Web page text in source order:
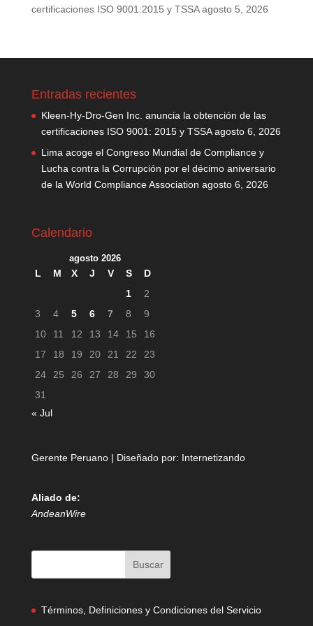
certificaciones ISO 9001:2015 y TSSA agosto 5, 2026
Entradas recientes
Kleen-Hy-Dro-Gen Inc. anuncia la obtención de las
certificaciones ISO 9001: 2015 y TSSA agosto 6, 2026
Lima acoge el Congreso Mundial de Compliance y
Lucha contra la Corrupción por el décimo aniversario
de la World Compliance Association agosto 6, 2026
Calendario
agosto 2026
L M X J V S
D
1
2
3
4 5 6 7 8
9
10
11 12 13 14 15
16
17
18 19 20 21 22
23
24
25 26 27 28 29
30
31
« Jul
Gerente Peruano | Diseñado por: Internetizando
Aliado de:
AndeanWire
Términos, Definiciones y Condiciones del Servicio